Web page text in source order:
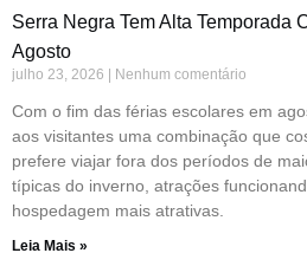
Serra Negra Tem Alta Temporada
Agosto
julho 23, 2026 Nenhum comentário
Com o fim das férias escolares em
aos visitantes uma combinação que
prefere viajar fora dos períodos de
típicas do inverno, atrações
hospedagem mais atrativas.
Leia Mais »